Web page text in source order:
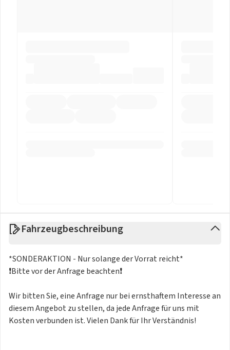
Fahrzeugbeschreibung
*SONDERAKTION - Nur solange der Vorrat reicht*
❗️Bitte vor der Anfrage beachten❗️
Wir bitten Sie, eine Anfrage nur bei ernsthaftem Interesse an
diesem Angebot zu stellen, da jede Anfrage für uns mit
Kosten verbunden ist. Vielen Dank für Ihr Verständnis!